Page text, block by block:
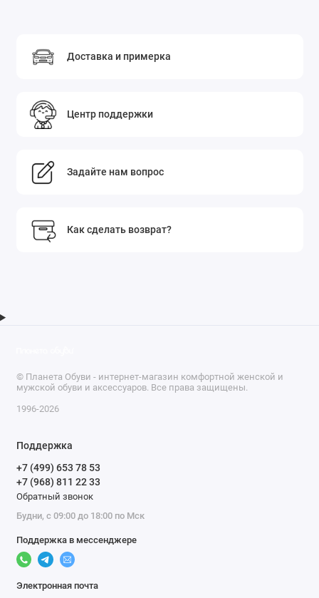
Доставка и примерка
Центр поддержки
Задайте нам вопрос
Как сделать возврат?
© Планета Обуви - интернет-магазин комфортной женской и
мужской обуви и аксессуаров. Все права защищены.
1996-2026
Поддержка
+7 (499) 653 78 53
+7 (968) 811 22 33
Обратный звонок
Будни, с 09:00 до 18:00 по Мск
Поддержка в мессенджере
Электронная почта